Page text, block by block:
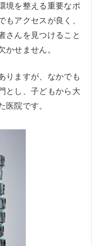
境を整える重要なポ
アクセスが良く、
さんを見つけること
せません。
りますが、なかでも
とし、子どもから大
医院です。